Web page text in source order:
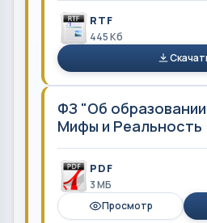
RTF
445 Кб
ФЗ "Об
Мифы и Реальность
PDF
3 MБ
Просмотр